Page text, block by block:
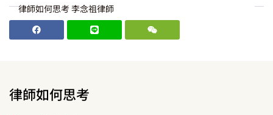
律師如何思考 李念祖律師
律師如何思考